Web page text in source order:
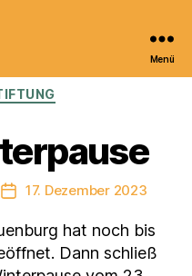
Menü
Veröffentlichungsdatum
17. Dezember 2023
hat noch bis
Dann schließ